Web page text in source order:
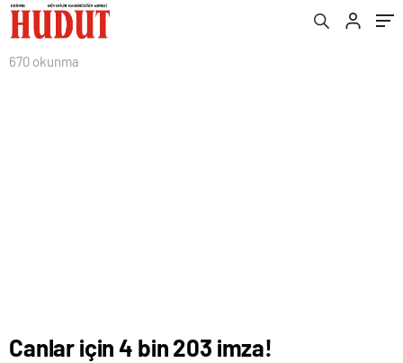
670 okunma
Canlar için 4 bin 203 imza!